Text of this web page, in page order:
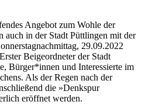
Angebot zum Wohle der
auch in der Stadt Püttlingen mit der
29.09.2022
Beigeordneter der Stadt
Bürger*innen und Interessierte im
Als der Regen nach der
die »Denkspur
eröffnet werden.